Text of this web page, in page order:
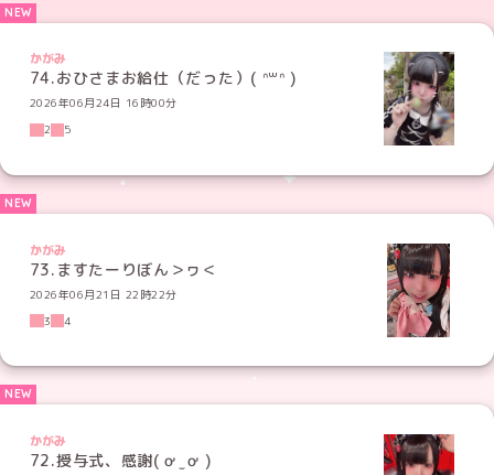
かがみ
74.おひさまお給仕（だった）( ᐢ꒳ᐢ )
2026年06月24日 16時00分
2
5
かがみ
73.ますたーりぼん＞ヮ＜
2026年06月21日 22時22分
3
4
かがみ
72.授与式、感謝( ơ ̫ ơ )